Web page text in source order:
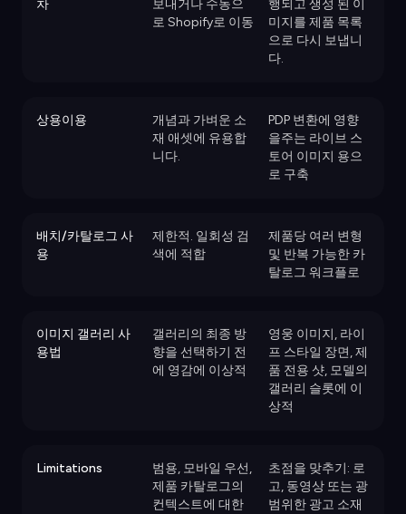
차
보내거나 수동으
로 Shopify로 이동
행되고 생성 된 이
미지를 제품 목록
으로 다시 보냅니
다.
상용이용
개념과 가벼운 소
재 애셋에 유용합
니다.
PDP 변환에 영향
을주는 라이브 스
토어 이미지 용으
로 구축
배치/카탈로그 사
용
제한적. 일회성 검
색에 적합
제품당 여러 변형
및 반복 가능한 카
탈로그 워크플로
이미지 갤러리 사
용법
갤러리의 최종 방
향을 선택하기 전
에 영감에 이상적
영웅 이미지, 라이
프 스타일 장면, 제
품 전용 샷, 모델의
갤러리 슬롯에 이
상적
Limitations
범용, 모바일 우선,
제품 카탈로그의
컨텍스트에 대한
초점을 맞추기: 로
고, 동영상 또는 광
범위한 광고 소재